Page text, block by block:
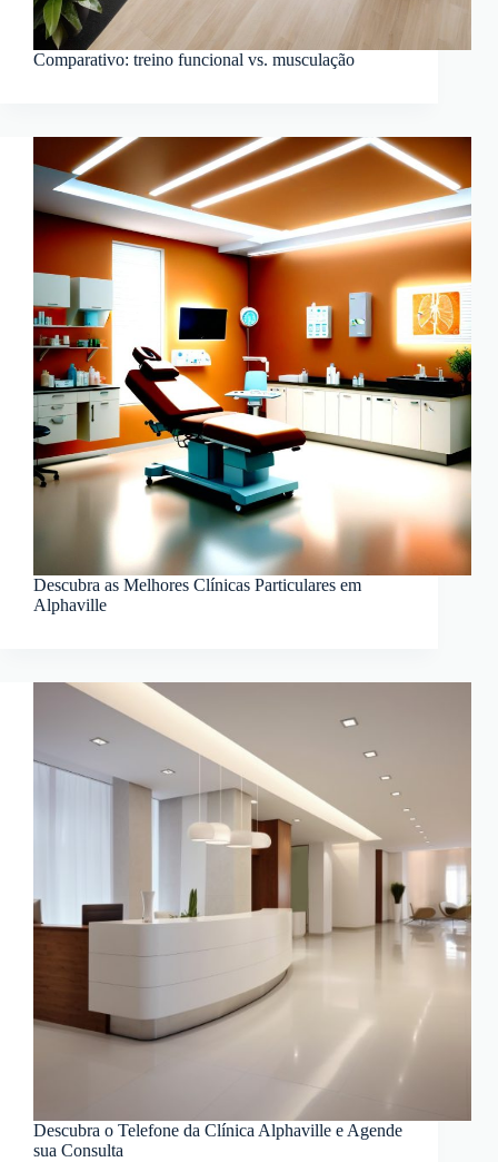
Comparativo: treino funcional vs. musculação
Descubra as Melhores Clínicas Particulares em
Alphaville
Descubra o Telefone da Clínica Alphaville e Agende
sua Consulta